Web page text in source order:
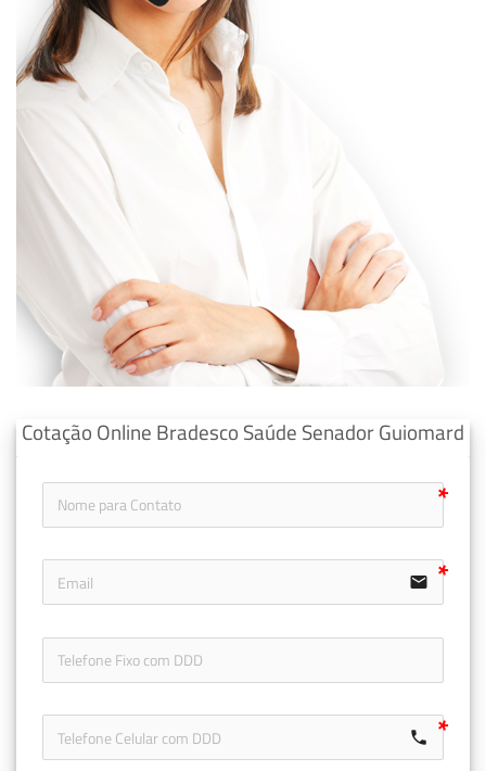
Cotação Online Bradesco Saúde Senador Guiomard
email
call